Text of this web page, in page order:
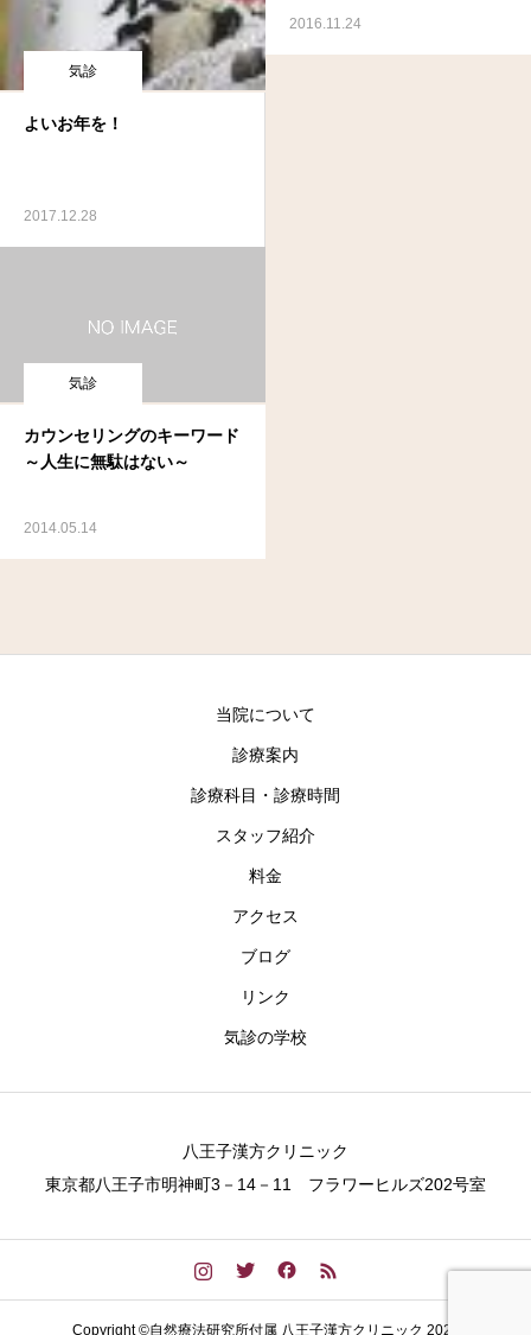
気診
よいお年を！
2017.12.28
2016.11.24
気診
カウンセリングのキーワード
～人生に無駄はない～
2014.05.14
当院について
診療案内
診療科目・診療時間
スタッフ紹介
料金
アクセス
ブログ
リンク
気診の学校
八王子漢方クリニック
東京都八王子市明神町3－14－11 フラワーヒルズ202号室
Copyright ©自然療法研究所付属 八王子漢方クリニック 2023